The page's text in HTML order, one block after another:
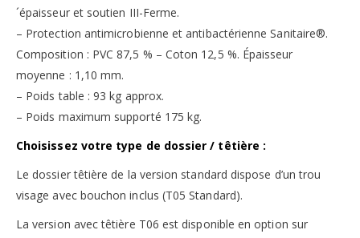
´épaisseur et soutien III-Ferme.
– Protection antimicrobienne et antibactérienne Sanitaire®.
Composition : PVC 87,5 % – Coton 12,5 %. Épaisseur
moyenne : 1,10 mm.
– Poids table : 93 kg approx.
– Poids maximum supporté 175 kg.
Choisissez votre type de dossier / têtière :
Le dossier têtière de la version standard dispose d’un trou
visage avec bouchon inclus (T05 Standard).
La version avec têtière T06 est disponible en option sur